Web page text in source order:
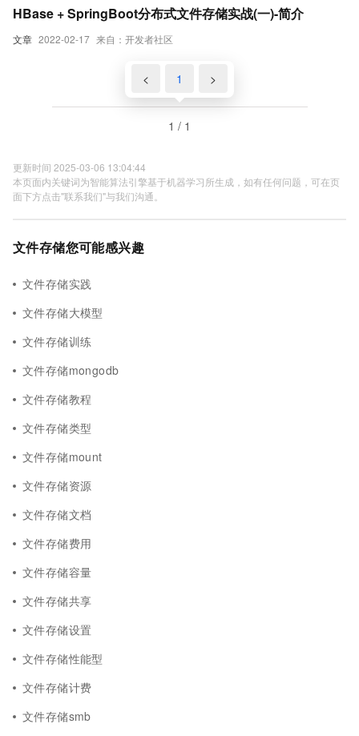
文章 2022-02-17 来自：开发者社区
HBase + SpringBoot分布式文件存储实战(一)-简介
< 1 >
1 / 1
更新时间 2025-03-06 13:04:44
本页面内关键词为智能算法引擎基于机器学习所生成，如有任何问题，可在页
面下方点击"联系我们"与我们沟通。
文件存储您可能感兴趣
文件存储实践
文件存储大模型
文件存储训练
文件存储mongodb
文件存储教程
文件存储类型
文件存储mount
文件存储资源
文件存储文档
文件存储费用
文件存储容量
文件存储共享
文件存储设置
文件存储性能型
文件存储计费
文件存储smb